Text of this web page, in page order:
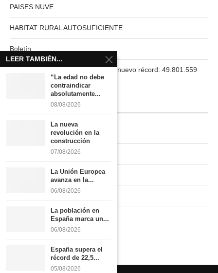
PAISES NUVE
HABITAT RURAL AUTOSUFICIENTE
Boletín
La población en España marca un nuevo récord: 49.801.559
INFORMACIÓN
Quiénes somos
Publicidad tarifas
Política de privacidad
LEER TAMBIÉN...
“La edad no debe
contraindicar
absolutamente...
08/08/2026
La nueva
revolución en la
construcción
07/08/2026
La Unión Europea
avanza en la...
06/08/2026
La población en
España marca un...
06/08/2026
España supera el
récord de 22,5...
05/08/2026